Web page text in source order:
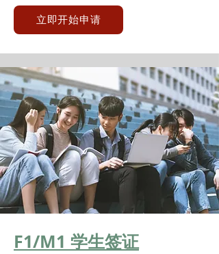
立即开始申请
F1/M1 学生签证